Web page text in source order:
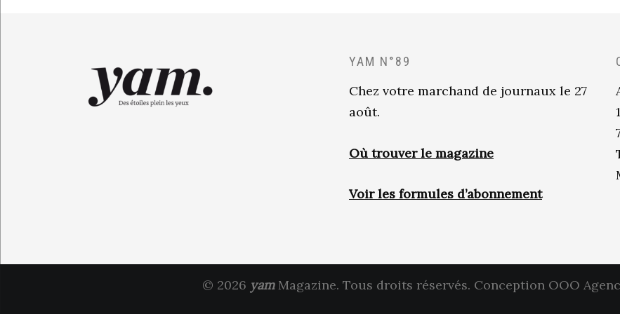
YAM N°89
Chez votre marchand de journaux le 27
août.
Où trouver le magazine
Voir les formules d’abonnement
© 2026 yamMagazine. Tous droits réservés. Conception OOO